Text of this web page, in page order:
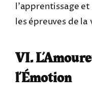
l’apprentissage
les épreuves de la
VI.
l’Émotion